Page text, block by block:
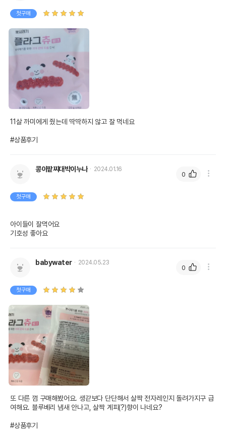
첫구매
11살 까미에게 줬는데 딱딱하지 않고 잘 먹네요
#상품후기
콩이팥찌대박이누나 2024.01.16
첫구매
아이들이 잘먹어요
기호성 좋아요
0
babywater 2024.05.23
첫구매
또 다른 껌 구매해봤어요. 생갇보다 단단해서 살짝 전자레인지 돌려가지구 급
여해요. 블루베리 냄새 안나고, 살짝 계피(?)향이 나네요?
#상품후기
0